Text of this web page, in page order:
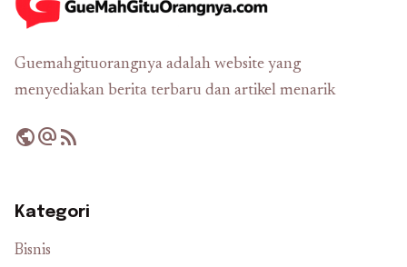
Guemahgituorangnya adalah website yang
menyediakan berita terbaru dan artikel menarik
publicalternate_emailrss_feed
Kategori
Bisnis